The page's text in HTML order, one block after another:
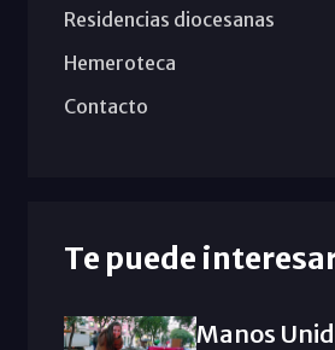
Residencias diocesanas
Hemeroteca
Contacto
Te puede
Manos